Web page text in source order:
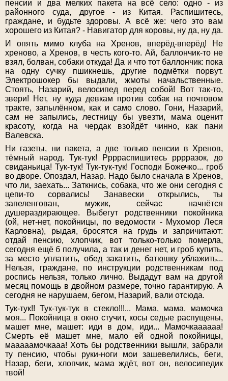
пенсии и два мелких пакета на всё село: одно - из
районного суда, другое - из Китая. Распишитесь,
граждане, и будьте здоровы. А всё же: чего это вам
хорошего из Китая? - Навигатор для коровы, ну да, ну да.
И опять мимо клуба на Хренов, вперёд-вперёд! Не
хреново, а Хренов, в честь кого-то. Ай, баллончик-то не
взял, болван, собаки откуда! Да и что тот баллончик: пока
на одну сучку пшикнешь, другие подмётки порвут.
Электрошокер бы выдали, жмоты начальственные.
Стоять, Назарий, велосипед перед собой! Вот так-то,
звери! Нет, ну куда девкам против собак на почтовом
тракте, запылённом, как и само слово. Гони, Назарий,
сам не запылись, лестницу бы увезти, мама оценит
красоту, когда на чердак взойдёт чинно, как пани
Валевска.
Ни газеты, ни пакета, а две только пенсии в Хренов,
тёмный народ. Тук-тук! Рррраспишитесь рррразок, до
свиданьица! Тук-тук! Тук-тук-тук! Господи Божечко... гроб
во дворе. Опоздал, Назар. Надо было сначала в Хренов,
что ли, заехать... Заткнись, собака, что же они сегодня с
цепи-то сорвались! Занавески открылись, ты
запеленгован, мужик, сейчас начнётся
душераздирающее. Выбегут родственники покойника
(ой, нет-нет, покойницы, по ведомости - Мухомор Леся
Карловна), рыдая, бросятся на грудь и запричитают:
отдай пенсию, хлопчик, вот только-только померла,
сегодня ещё б получила, а так и денег нет, и гроб купить,
за место уплатить, обед закатить, батюшку ублажить...
Нельзя, граждане, по инструкции родственникам под
роспись нельзя, только лично. Выдадут вам на другой
месяц помощь в двойном размере, точно гарантирую. А
сегодня не нарушаем, бегом, Назарий, вали отсюда.
Тук-тук!! Тук-тук-тук в стекло!!!... Мама, мама, мамочка
моя... Покойница в окно стучит, косы седые распущены,
машет мне, машет: иди в дом, иди... Мамочкаааааа!
Смерть её машет мне, мало ей одной покойницы,
мааааамочкааа! Хоть бы родственники вышли, забрали
ту пенсию, чтобы руки-ноги мои зашевелились, беги,
Назар, беги, хлопчик, мама ждёт, вот он, велосипедик
твой!